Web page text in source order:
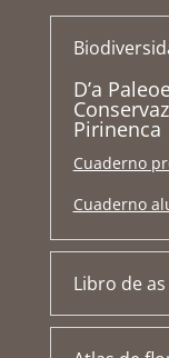
D’a
Pirinenca
Cuaderno
Cuaderno
Libro de